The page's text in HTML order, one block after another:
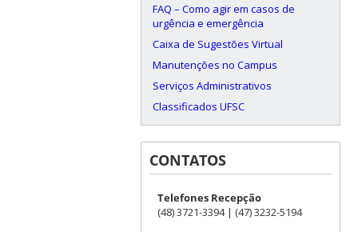
FAQ – Como agir em casos de
urgência e emergência
Caixa de Sugestões Virtual
Manutenções no Campus
Serviços Administrativos
Classificados UFSC
CONTATOS
Telefones Recepção
(48) 3721-3394 | (47) 3232-5194